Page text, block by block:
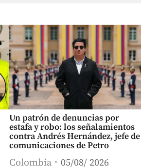
Un patrón de denuncias por
estafa y robo: los señalamientos
contra Andrés Hernández, jefe de
comunicaciones de Petro
Colombia 05/08/ 2026